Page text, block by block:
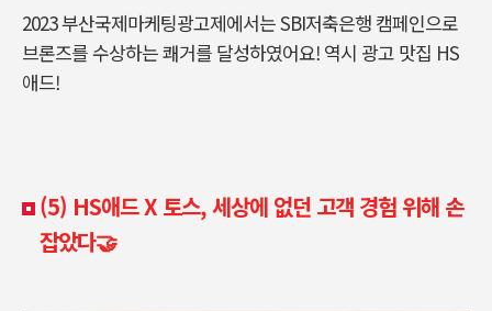
2023 부산국제마케팅광고제에서는 SBI저축은행 캠페인으로
브론즈를 수상하는 쾌거를 달성하였어요! 역시 광고 맛집 HS
애드!
(5) HS애드 X 토스, 세상에 없던 고객 경험 위해 손
잡았다🤝